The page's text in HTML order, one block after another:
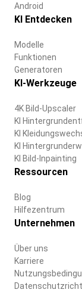
Android
KI Entdecken
Modelle
Funktionen
Generatoren
KI-Werkzeuge
4K Bild-Upscaler
KI
KI
KI
KI Bild-Inpainting
Ressourcen
Blog
Hilfezentrum
Unternehmen
Über uns
Karriere